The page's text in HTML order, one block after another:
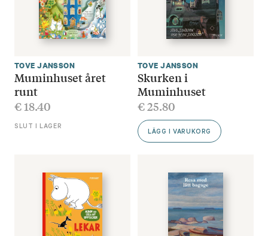
TOVE JANSSON
Muminhuset året
runt
€18.40
SLUT I LAGER
TOVE JANSSON
Skurken i
Muminhuset
€25.80
LÄGG I VARUKORG